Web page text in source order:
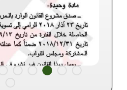
إضغط هنا للمزيد من التفاصيل